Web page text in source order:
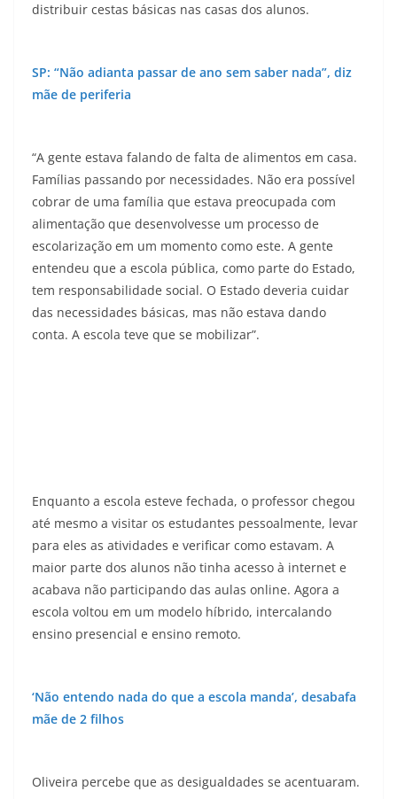
distribuir cestas básicas nas casas dos alunos.
SP: “Não adianta passar de ano sem saber nada”, diz
mãe de periferia
“A gente estava falando de falta de alimentos em casa.
Famílias passando por necessidades. Não era possível
cobrar de uma família que estava preocupada com
alimentação que desenvolvesse um processo de
escolarização em um momento como este. A gente
entendeu que a escola pública, como parte do Estado,
tem responsabilidade social. O Estado deveria cuidar
das necessidades básicas, mas não estava dando
conta. A escola teve que se mobilizar”.
Enquanto a escola esteve fechada, o professor chegou
até mesmo a visitar os estudantes pessoalmente, levar
para eles as atividades e verificar como estavam. A
maior parte dos alunos não tinha acesso à internet e
acabava não participando das aulas online. Agora a
escola voltou em um modelo híbrido, intercalando
ensino presencial e ensino remoto.
‘Não entendo nada do que a escola manda’, desabafa
mãe de 2 filhos
Oliveira percebe que as desigualdades se acentuaram.